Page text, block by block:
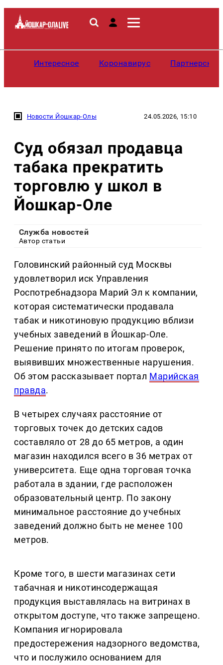
Интересное Коронавирус
Новости Йошкар-Олы 24.05.2026, 15:10
Суд обязал продавца
табака прекратить
торговлю у школ в
Йошкар-Оле
Служба новостей
Автор статьи
Головинский районный суд Москвы
удовлетворил иск Управления
Роспотребнадзора Марий Эл к компании,
которая систематически продавала
табак и никотиновую продукцию вблизи
учебных заведений в Йошкар-Оле.
Решение принято по итогам проверок,
выявивших множественные нарушения.
Об этом рассказывает портал Марийская
правда.
В четырех случаях расстояние от
торговых точек до детских садов
составляло от 28 до 65 метров, а один
магазин находился всего в 36 метрах от
университета. Еще одна торговая точка
работала в здании, где расположен
образовательный центр. По закону
минимальное расстояние до учебных
заведений должно быть не менее 100
метров.
Кроме того, в шести магазинах сети
табачная и никотинсодержащая
продукция выставлялась на витринах в
открытом доступе, что также запрещено.
Компания игнорировала
предостережения надзорного ведомства,
что и послужило основанием для